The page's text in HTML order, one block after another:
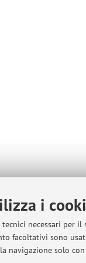
i
necessari per
facoltativi sono
navigazione solo